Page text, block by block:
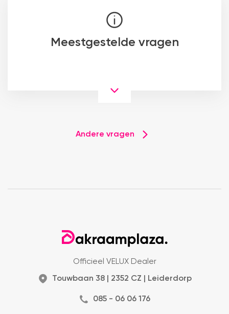
Meestgestelde vragen
Andere vragen
Officieel VELUX Dealer
Touwbaan 38 | 2352 CZ | Leiderdorp
085 - 06 06 176